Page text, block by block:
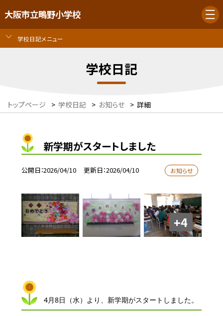
大阪市立鴫野小学校
学校日記メニュー
学校日記
トップページ > 学校日記 > お知らせ > 詳細
新学期がスタートしました
公開日 2026/04/10 更新日 2026/04/10 お知らせ
+4
4月8日（水）より、新学期がスタートしました。